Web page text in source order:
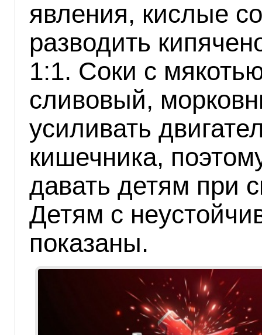
явления, кислые
разводить
1:1. Соки с
сливовый,
усиливать
кишечника,
давать детям при
Детям с
показаны.